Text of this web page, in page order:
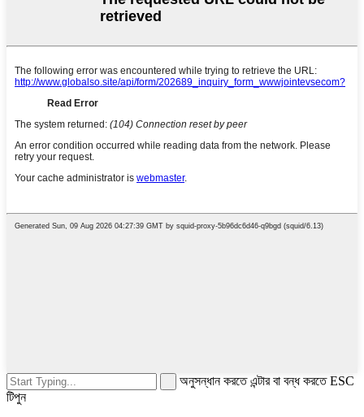
অনুসন্ধান করতে এন্টার বা বন্ধ করতে ESC
টিপুন